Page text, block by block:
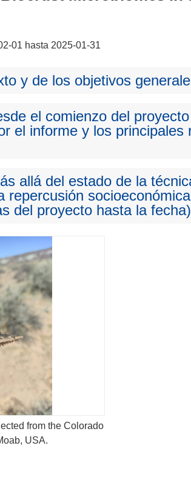
01 hasta 2025-01-31
y de los objetivos
el comienzo del
el informe y los principales
allá del estado de la
repercusión
del proyecto hasta la fecha)
from the Colorado
USA.